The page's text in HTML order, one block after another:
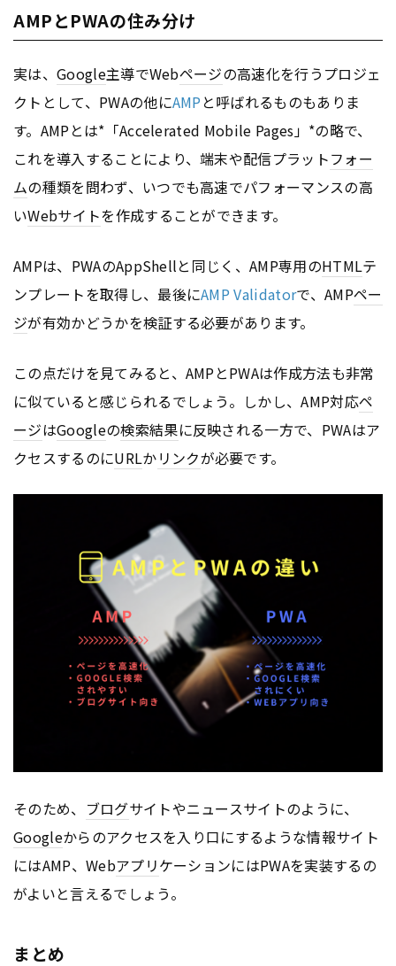
AMPとPWAの住み分け
実は、 Google主導でWebページの高速化を行うプロジェ
クトとして、PWAの他にAMP と呼ばれるものもありま
す。AMPとは*「Accelerated Mobile Pages」*の略で、
これを導入することにより、端末や配信プラットフォー
ムの種類を問わず、いつでも高速でパフォーマンスの高
いWebサイトを作成することができます。
AMPは、PWAのAppShellと同じく、AMP専用のHTMLテ
ンプレートを取得し、最後にAMP Validatorで、AMPペー
ジが有効かどうかを検証する必要があります。
この点だけを見てみると、AMPとPWAは作成方法も非常
に似ていると感じられるでしょう。しかし、AMP対応ペ
ージはGoogleの検索結果に反映される一方で、PWAはア
クセスするのにURLかリンクが必要です。
そのため、 ブログサイトやニュースサイトのように、
Googleからのアクセスを入り口にするような情報サイト
にはAMP、WebアプリケーションにはPWAを実装するの
がよいと言えるでしょう。
まとめ